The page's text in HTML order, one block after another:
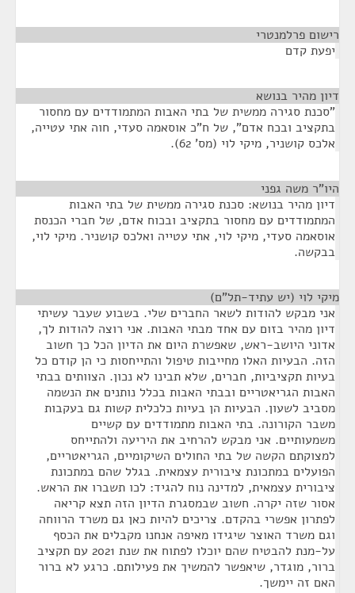
רישום פרלמנטרי
יפעת קדם
דיון מהיר בנושא
"סכנת סגירה ממשית של בתי האבות המתמודדים עם מחסור
בתקציב ובכח אדם", של ח"כ אוסאמה סעדי, חוה אתי עטייה,
אלכס קושניר, מיקי לוי (מס' 62).
היו"ר משה גפני
דיון מהיר בנושא: סכנת סגירה ממשית של בתי האבות
המתמודדים עם מחסור בתקציב ובכוח אדם, של חברי הכנסת
אוסאמה סעדי, מיקי לוי, אתי עטייה ואלכס קושניר. מיקי לוי,
בבקשה.
מיקי לוי (יש עתיד-תל"ם)
אני מבקש להודות לשאר החברים שלי. בשבוע שעבר עשיתי
דיון מהיר בזום עם אחד מבתי האבות. אני רוצה להודות לך,
אדוני היושב-ראש, שאפשרת היום את הדיון הכל כך חשוב
הזה. הבעיות האלו מחייבות טיפול והתייחסות כי הן קודם כל
בעיות תקציביות, חברים, שלא תבינו לא נכון. הצוותים בבתי
האבות הגריאטריים ובבתי האבות בכלל נותנים את הנשמה
מסביב לשעון. הבעיות הן בעיות כלכלית קשות גם בעקבות
משבר הקורונה. בתי האבות מתמודדים עם קשיים
משמעותיים. אני מבקש להרחיב את היריעה ולהתייחס
למצוקתם הקשה של בתי החולים השיקומיים, הגריאטריים,
הפועלים במתכונת ציבורית עצמאית. בגלל שהם במתכונת
ציבורית עצמאית, למדינה נוח להגיד: לכו תשברו את הראש.
אסור שזה יקרה. חשוב שבמסגרת הדיון הזה תצא קריאה
לפתרון אפשרי בהקדם. צריכים להיות כאן גם משרד הרווחה
וגם משרד האוצר שיגידו מאיפה אנחנו מקבלים את הכסף
על-מנת להבטיח שהם יוכלו לפתוח את שנת 2021 עם תקציב
ברור, מוגדר, שיאפשר להמשיך את פעילותם. כרגע לא ברור
האם זה יימשך.